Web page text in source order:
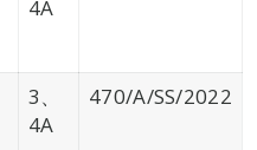
4A
3、
4A
470/A/SS/2022